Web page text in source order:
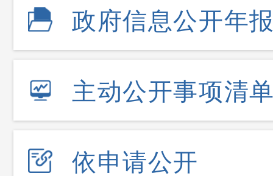
政府信息公开年
主动公开事项清
依申请公开